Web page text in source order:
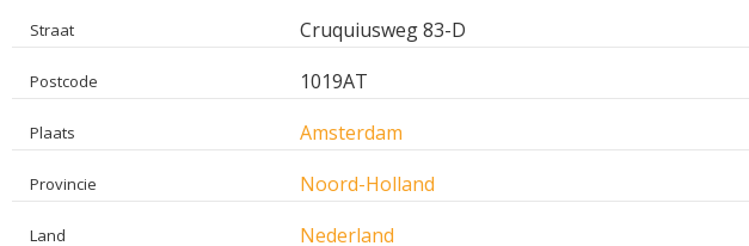
Straat Cruquiusweg 83-D
Postcode 1019AT
Plaats Amsterdam
Provincie Noord-Holland
Land Nederland